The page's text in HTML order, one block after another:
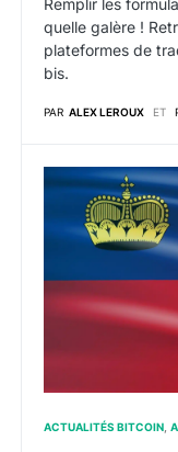
Remplir les
quelle galère !
plateformes de
bis.
PAR ALEX LEROUX ET
Le
ACTUALITÉS BITCOIN